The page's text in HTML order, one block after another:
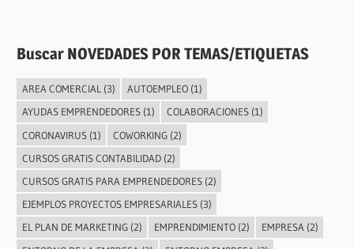
Buscar NOVEDADES POR TEMAS/ETIQUETAS
AREA COMERCIAL(3) AUTOEMPLEO(1)
AYUDAS EMPRENDEDORES(1) COLABORACIONES(1)
CORONAVIRUS(1) COWORKING(2)
CURSOS GRATIS CONTABILIDAD(2)
CURSOS GRATIS PARA EMPRENDEDORES(2)
EJEMPLOS PROYECTOS EMPRESARIALES(3)
EL PLAN DE MARKETING(2) EMPRENDIMIENTO(2) EMPRESA(2)